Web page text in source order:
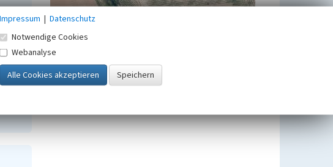
X.)
Impressum | Datenschutz
Notwendige Cookies
Webanalyse